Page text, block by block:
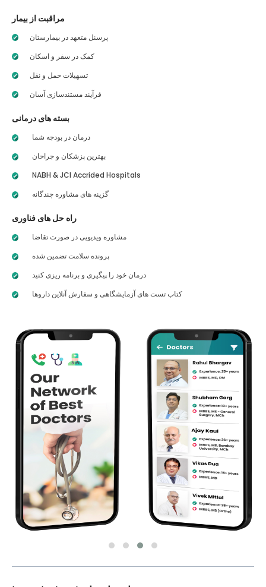
مراقبت از بیمار
پرسنل متعهد در بیمارستان
کمک در سفر و اسکان
تسهیلات حمل و نقل
فرآیند مستندسازی آسان
بسته های درمانی
درمان در بودجه شما
بهترین پزشکان و جراحان
NABH & JCI Accrided Hospitals
گزینه های مشاوره چندگانه
راه حل های فناوری
مشاوره ویدیویی در صورت تقاضا
پرونده سلامت تضمین شده
درمان خود را پیگیری و برنامه ریزی کنید
کتاب تست های آزمایشگاهی و سفارش آنلاین داروها